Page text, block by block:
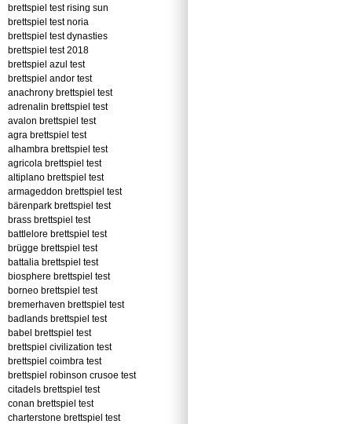
brettspiel test rising sun
brettspiel test noria
brettspiel test dynasties
brettspiel test 2018
brettspiel azul test
brettspiel andor test
anachrony brettspiel test
adrenalin brettspiel test
avalon brettspiel test
agra brettspiel test
alhambra brettspiel test
agricola brettspiel test
altiplano brettspiel test
armageddon brettspiel test
bärenpark brettspiel test
brass brettspiel test
battlelore brettspiel test
brügge brettspiel test
battalia brettspiel test
biosphere brettspiel test
borneo brettspiel test
bremerhaven brettspiel test
badlands brettspiel test
babel brettspiel test
brettspiel civilization test
brettspiel coimbra test
brettspiel robinson crusoe test
citadels brettspiel test
conan brettspiel test
charterstone brettspiel test